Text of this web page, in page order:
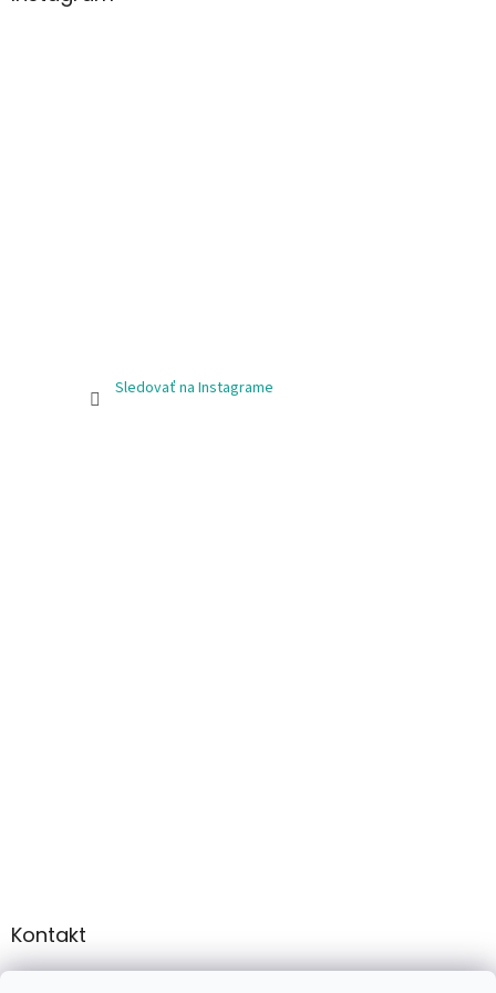
Sledovať na Instagrame
Kontakt